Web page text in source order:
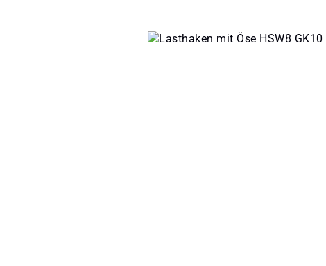
Bildergalerie überspringen